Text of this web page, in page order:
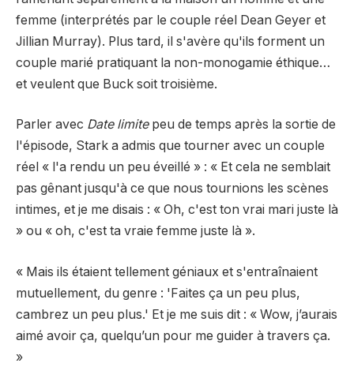
femme (interprétés par le couple réel Dean Geyer et
Jillian Murray). Plus tard, il s'avère qu'ils forment un
couple marié pratiquant la non-monogamie éthique…
et veulent que Buck soit troisième.
Parler avec Date limitepeu de temps après la sortie de
l'épisode, Stark a admis que tourner avec un couple
réel « l'a rendu un peu éveillé » : « Et cela ne semblait
pas gênant jusqu'à ce que nous tournions les scènes
intimes, et je me disais : « Oh, c'est ton vrai mari juste là
» ou « oh, c'est ta vraie femme juste là ».
« Mais ils étaient tellement géniaux et s'entraînaient
mutuellement, du genre : 'Faites ça un peu plus,
cambrez un peu plus.' Et je me suis dit : « Wow, j’aurais
aimé avoir ça, quelqu’un pour me guider à travers ça.
»